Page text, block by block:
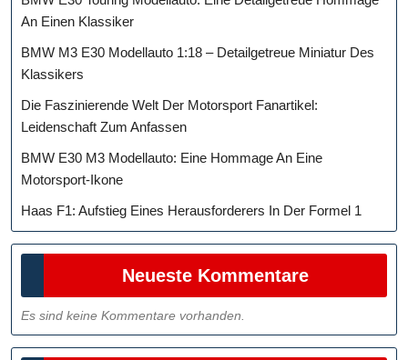
An Einen Klassiker
BMW M3 E30 Modellauto 1:18 – Detailgetreue Miniatur Des
Klassikers
Die Faszinierende Welt Der Motorsport Fanartikel:
Leidenschaft Zum Anfassen
BMW E30 M3 Modellauto: Eine Hommage An Eine
Motorsport-Ikone
Haas F1: Aufstieg Eines Herausforderers In Der Formel 1
Neueste Kommentare
Es sind keine Kommentare vorhanden.